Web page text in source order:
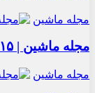
مجله ماشین
مجله ماشین | ۵۱۵ | اردیبهشت و خرداد ۱۴۰۵
مجله ماشین